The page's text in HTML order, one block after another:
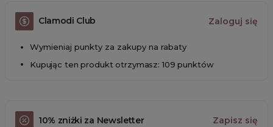
Clamodi Club Zaloguj się
Wymieniaj punkty za zakupy na rabaty
Kupując ten produkt otrzymasz: 109 punktów
10% zniżki za Newsletter Zapisz się